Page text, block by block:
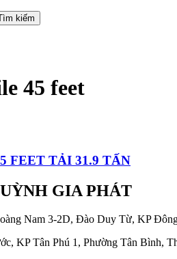
45 feet
FEET TẢI 31.9 TẤN
GIA PHÁT
Nam 3-2D, Đào Duy Từ, KP
KP Tân Phú 1, Phường Tân Bình,